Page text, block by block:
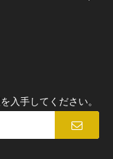
入手してください。